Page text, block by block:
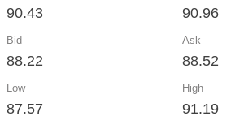
90.43 90.96
Bid
88.22
Ask
88.52
Low
87.57
High
91.19